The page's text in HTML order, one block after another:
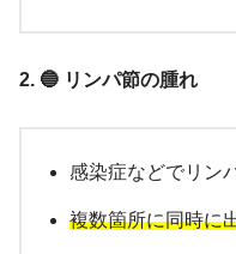
2. 🔵 リンパ節の腫れ
感染症などでリン
複数箇所に同時に